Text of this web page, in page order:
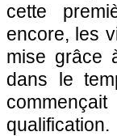
cette
encore, les
mise grâce
dans le